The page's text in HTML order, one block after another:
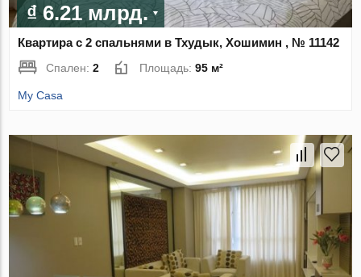
₫ 6.21 млрд.
Квартира с 2 спальнями в Тхудык, Хошимин , № 11142
Спален:2 Площадь:95 м²
My Casa